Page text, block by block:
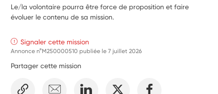
Le/la volontaire pourra être force de proposition et faire
évoluer le contenu de sa mission.
Signaler cette mission
Annonce n°M250000510 publiée le7 juillet 2026
Partager cette mission